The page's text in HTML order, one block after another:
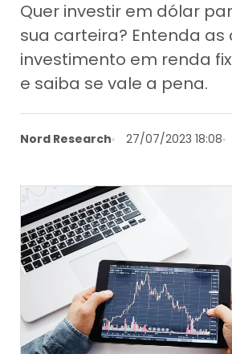
Quer investir em dólar
sua carteira? Entenda as
investimento em renda
e saiba se vale a pena.
Nord Research 27/07/2023 18:08